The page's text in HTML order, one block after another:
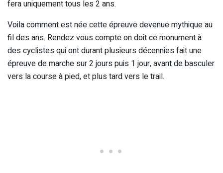
fera uniquement tous les 2 ans.
Voila comment est née cette épreuve devenue mythique au
fil des ans. Rendez vous compte on doit ce monument à
des cyclistes qui ont durant plusieurs décennies fait une
épreuve de marche sur 2 jours puis 1 jour, avant de basculer
vers la course à pied, et plus tard vers le trail.